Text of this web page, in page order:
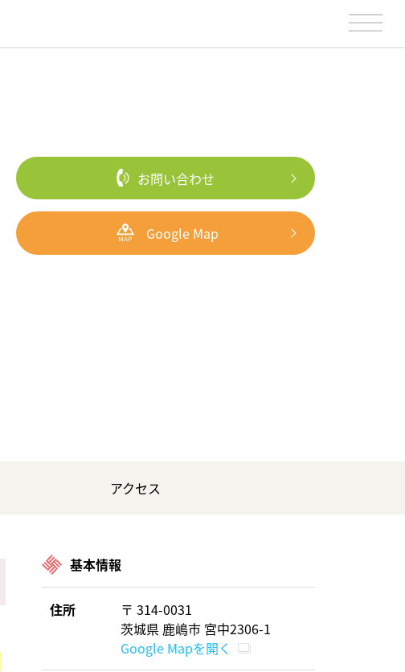
お問い合わせ
Google Map
アクセス
基本情報
住所
〒 314-0031
茨城県 鹿嶋市 宮中2306-1
Google Mapを開く